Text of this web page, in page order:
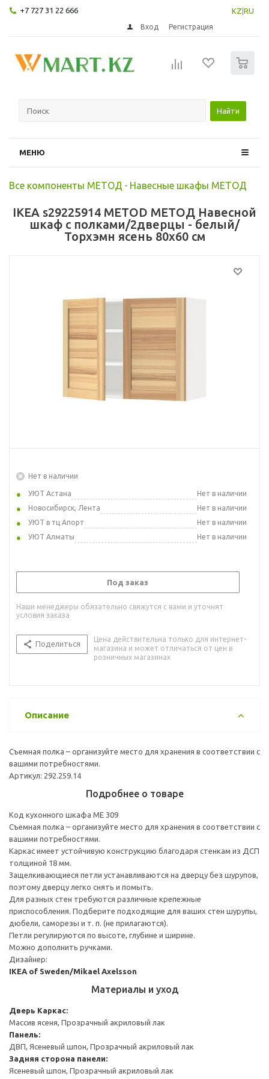
+7 727 31 22 666 KZ RU
Вход Регистрация
Найти
МЕНЮ
Все компоненты МЕТОД - Навесные шкафы МЕТОД
IKEA s29225914 METOD МЕТОД Навесной
шкаф с полками/2дверцы - белый/
Торхэмн ясень 80x60 см
Нет в наличии
УЮТ Астана
Нет в наличии
Новосибирск, Лента
Нет в наличии
УЮТ в тц Апорт
Нет в наличии
УЮТ Алматы
Нет в наличии
Под заказ
Наши менеджеры обязательно свяжутся с вами и уточнят
условия заказа
Поделиться
Цена действительна только для интернет-
магазина и может отличаться от цен в
розничных магазинах
Описание
Съемная полка – организуйте место для хранения в соответствии с
вашими потребностями.
Артикул: 292.259.14
Подробнее о товаре
Код кухонного шкафа ME 309
Съемная полка – организуйте место для хранения в соответствии с
вашими потребностями.
Каркас имеет устойчивую конструкцию благодаря стенкам из ДСП
толщиной 18 мм.
Защелкивающиеся петли устанавливаются на дверцу без шурупов,
поэтому дверцу легко снять и помыть.
Для разных стен требуются различные крепежные
приспособления. Подберите подходящие для ваших стен шурупы,
дюбели, саморезы и т. п. (не прилагаются).
Петли регулируются по высоте, глубине и ширине.
Можно дополнить ручками.
Дизайнер:
IKEA of Sweden/Mikael Axelsson
Материалы и уход
Дверь Каркас:
Массив ясеня, Прозрачный акриловый лак
Панель:
ДВП, Ясеневый шпон, Прозрачный акриловый лак
Задняя сторона панели:
Ясеневый шпон, Прозрачный акриловый лак